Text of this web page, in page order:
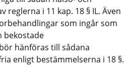
reglerna i 11 kap. 18 § IL. Även
som ingår som
bekostade
hänföras till sådana
enligt bestämmelserna i 18 §.